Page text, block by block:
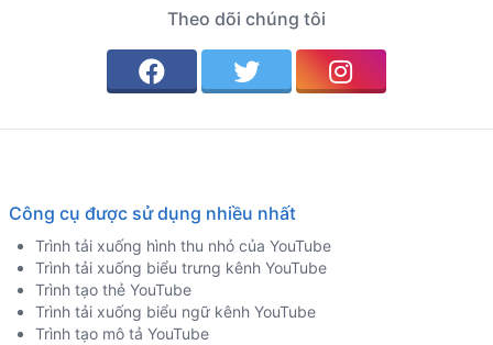
Theo dõi chúng tôi
Công cụ được sử dụng nhiều nhất
Trình tải xuống hình thu nhỏ của YouTube
Trình tải xuống biểu trưng kênh YouTube
Trình tạo thẻ YouTube
Trình tải xuống biểu ngữ kênh YouTube
Trình tạo mô tả YouTube